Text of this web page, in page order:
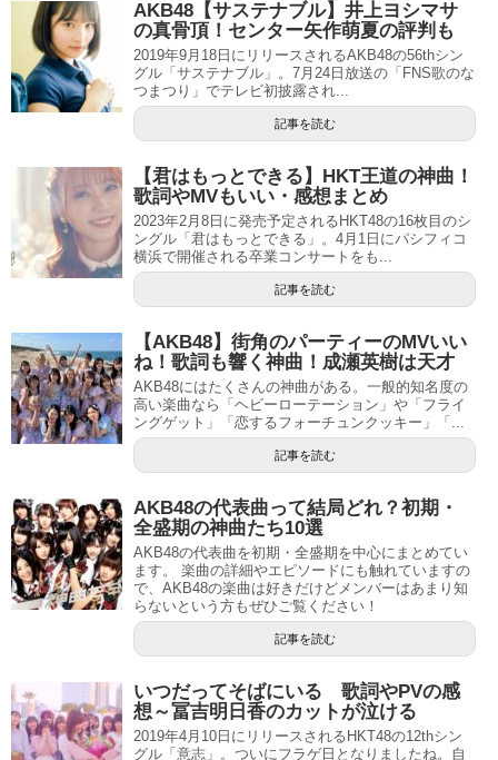
AKB48【サステナブル】井上ヨシマサ
の真骨頂！センター矢作萌夏の評判も
2019年9月18日にリリースされるAKB48の56thシン
グル「サステナブル」。7月24日放送の「FNS歌のな
つまつり」でテレビ初披露され...
記事を読む
【君はもっとできる】HKT王道の神曲！
歌詞やMVもいい・感想まとめ
2023年2月8日に発売予定されるHKT48の16枚目のシ
ングル「君はもっとできる」。4月1日にパシフィコ
横浜で開催される卒業コンサートをも...
記事を読む
【AKB48】街角のパーティーのMVいい
ね！歌詞も響く神曲！成瀬英樹は天才
AKB48にはたくさんの神曲がある。一般的知名度の
高い楽曲なら「ヘビーローテーション」や「フライ
ングゲット」「恋するフォーチュンクッキー」「...
記事を読む
AKB48の代表曲って結局どれ？初期・
全盛期の神曲たち10選
AKB48の代表曲を初期・全盛期を中心にまとめてい
ます。 楽曲の詳細やエピソードにも触れていますの
で、AKB48の楽曲は好きだけどメンバーはあまり知
らないという方もぜひご覧ください！
記事を読む
いつだってそばにいる 歌詞やPVの感
想～冨吉明日香のカットが泣ける
2019年4月10日にリリースされるHKT48の12thシン
グル「意志」。ついにフラゲ日となりましたね。自